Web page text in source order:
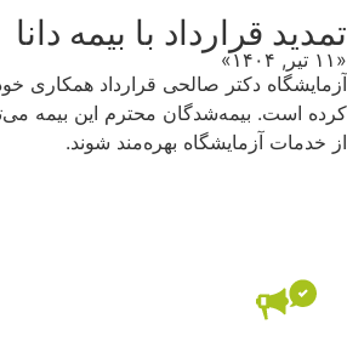
تمدید قرارداد با بیمه دانا
«۱۱ تیر, ۱۴۰۴»
آزمایشگاه دکتر صالحی قرارداد همکاری خود
کرده است. بیمه‌شدگان محترم این بیمه
از خدمات آزمایشگاه بهره‌مند شوند.